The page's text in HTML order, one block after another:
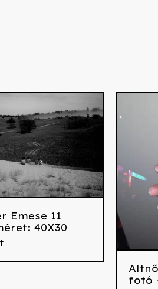
Emese 11
40X30
fotó